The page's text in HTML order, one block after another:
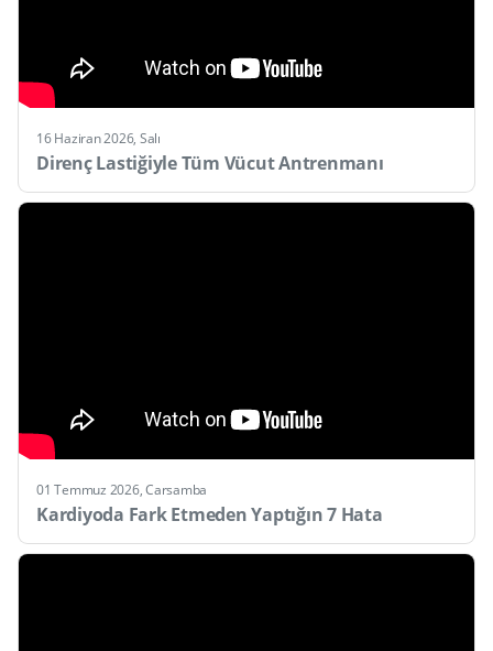
16 Haziran 2026, Salı
Direnç Lastiğiyle Tüm Vücut Antrenmanı
01 Temmuz 2026, Carsamba
Kardiyoda Fark Etmeden Yaptığın 7 Hata